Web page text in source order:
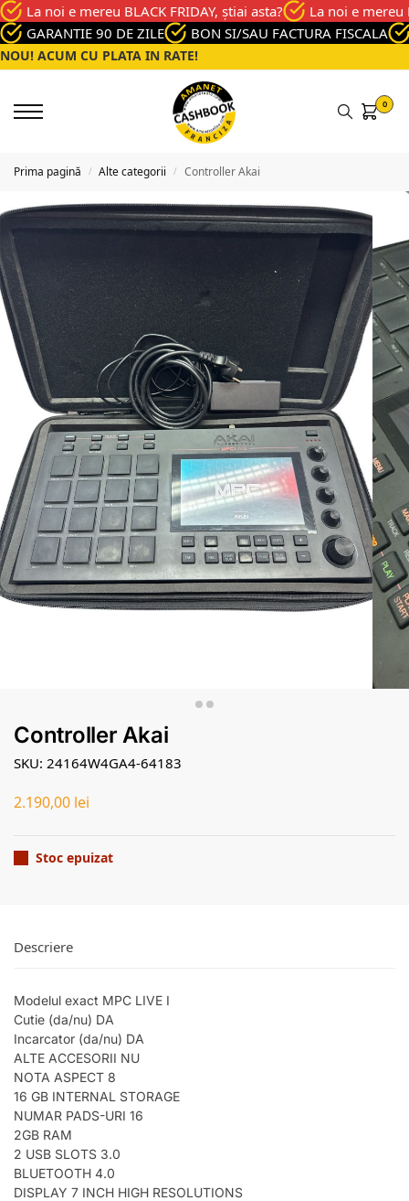
La noi e mereu BLACK FRIDAY, știai asta?
La noi e mereu
GARANTIE 90 DE ZILE
BON SI/SAU FACTURA FISCALA
NOU! ACUM CU PLATA IN RATE!
0
Prima pagină / Alte categorii / Controller Akai
Controller Akai
SKU: 24164W4GA4-64183
2.190,00 lei
Stoc epuizat
Descriere
Modelul exact MPC LIVE I
Cutie (da/nu) DA
Incarcator (da/nu) DA
ALTE ACCESORII NU
NOTA ASPECT 8
16 GB INTERNAL STORAGE
NUMAR PADS-URI 16
2GB RAM
2 USB SLOTS 3.0
BLUETOOTH 4.0
DISPLAY 7 INCH HIGH RESOLUTIONS